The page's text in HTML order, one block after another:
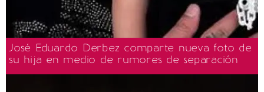
José Eduardo Derbez comparte nueva foto de
su hija en medio de rumores de separación